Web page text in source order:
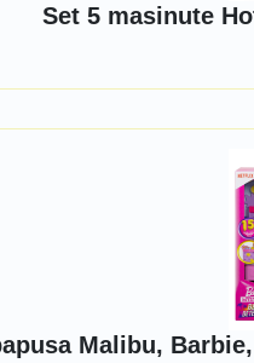
Set 5 masinute
Malibu,